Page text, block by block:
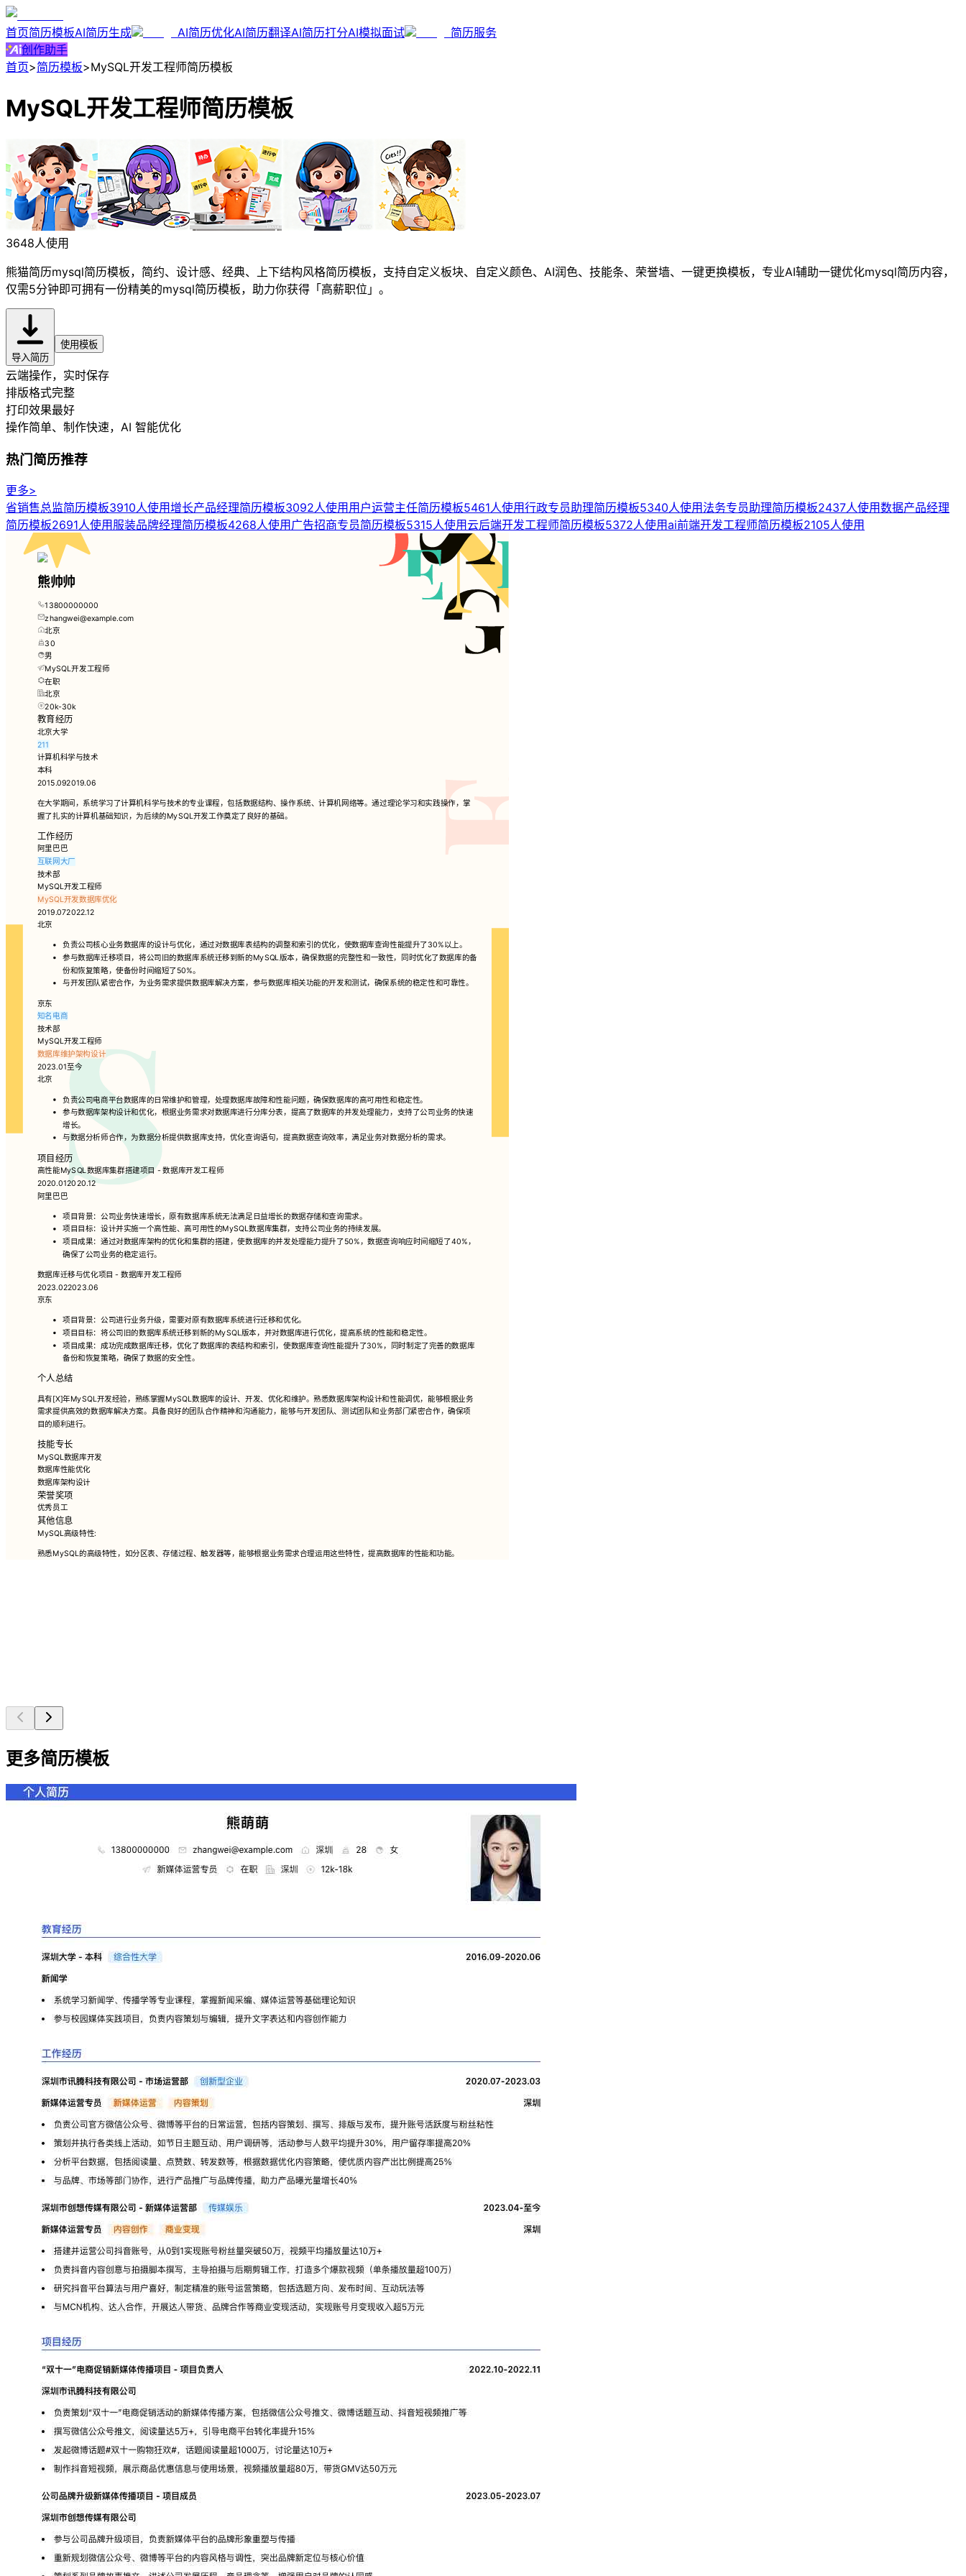
首页简历模板AI简历生成 AI简历优化AI简历翻译AI简历打分AI模拟面试
简历服务
创作助手
首页>简历模板>MySQL开发工程师简历模板
MySQL开发工程师简历模板
3648人使用
熊猫简历mysql简历模板，简约、设计感、经典、上下结构风格简历模板，支持自定义板块、自定义颜色、AI润色、技能条、荣誉墙、一键更换模板，专业AI辅助一键优化mysql简历内容，
仅需5分钟即可拥有一份精美的mysql简历模板，助力你获得「高薪职位」。
导入简历
使用模板
云端操作，实时保存
排版格式完整
打印效果最好
操作简单、制作快速，AI 智能优化
热门简历推荐
更多>
省销售总监简历模板3910人使用增长产品经理简历模板3092人使用 用户运营主任简历模板5461人使用行政专员助理简历模板5340人使用法务专员助理简历模板2437人使用数据产品经理
简历模板2691人使用 服装品牌经理简历模板4268人使用 广告招商专员简历模板5315人使用云后端开发工程师简历模板5372人使用ai前端开发工程师简历模板2105人使用
熊帅帅
13800000000
zhangwei@example.com
北京
30
男
MySQL开发工程师
在职
北京
20k-30k
教育经历
北京大学
211
计算机科学与技术
本科
2015.092019.06
在大学期间，系统学习了计算机科学与技术的专业课程，包括数据结构、操作系统、计算机网络等。通过理论学习和实践操作，掌
握了扎实的计算机基础知识，为后续的MySQL开发工作奠定了良好的基础。
工作经历
阿里巴巴
互联网大厂
技术部
MySQL开发工程师
MySQL开发数据库优化
2019.072022.12
北京
负责公司核心业务数据库的设计与优化，通过对数据库表结构的调整和索引的优化，使数据库查询性能提升了30%以上。
参与数据库迁移项目，将公司旧的数据库系统迁移到新的MySQL版本，确保数据的完整性和一致性，同时优化了数据库的备
份和恢复策略，使备份时间缩短了50%。
与开发团队紧密合作，为业务需求提供数据库解决方案，参与数据库相关功能的开发和测试，确保系统的稳定性和可靠性。
京东
知名电商
技术部
MySQL开发工程师
数据库维护架构设计
2023.01至今
北京
负责公司电商平台数据库的日常维护和管理，处理数据库故障和性能问题，确保数据库的高可用性和稳定性。
参与数据库架构设计和优化，根据业务需求对数据库进行分库分表，提高了数据库的并发处理能力，支持了公司业务的快速
增长。
与数据分析师合作，为数据分析提供数据库支持，优化查询语句，提高数据查询效率，满足业务对数据分析的需求。
项目经历
高性能MySQL数据库集群搭建项目 - 数据库开发工程师
2020.012020.12
阿里巴巴
项目背景：公司业务快速增长，原有数据库系统无法满足日益增长的数据存储和查询需求。
项目目标：设计并实施一个高性能、高可用性的MySQL数据库集群，支持公司业务的持续发展。
项目成果：通过对数据库架构的优化和集群的搭建，使数据库的并发处理能力提升了50%，数据查询响应时间缩短了40%，
确保了公司业务的稳定运行。
数据库迁移与优化项目 - 数据库开发工程师
2023.022023.06
京东
项目背景：公司进行业务升级，需要对原有数据库系统进行迁移和优化。
项目目标：将公司旧的数据库系统迁移到新的MySQL版本，并对数据库进行优化，提高系统的性能和稳定性。
项目成果：成功完成数据库迁移，优化了数据库的表结构和索引，使数据库查询性能提升了30%，同时制定了完善的数据库
备份和恢复策略，确保了数据的安全性。
个人总结
具有[X]年MySQL开发经验，熟练掌握MySQL数据库的设计、开发、优化和维护。熟悉数据库架构设计和性能调优，能够根据业务
需求提供高效的数据库解决方案。具备良好的团队合作精神和沟通能力，能够与开发团队、测试团队和业务部门紧密合作，确保项
目的顺利进行。
技能专长
MySQL数据库开发
数据库性能优化
数据库架构设计
荣誉奖项
优秀员工
其他信息
MySQL高级特性:
熟悉MySQL的高级特性，如分区表、存储过程、触发器等，能够根据业务需求合理运用这些特性，提高数据库的性能和功能。
更多简历模板